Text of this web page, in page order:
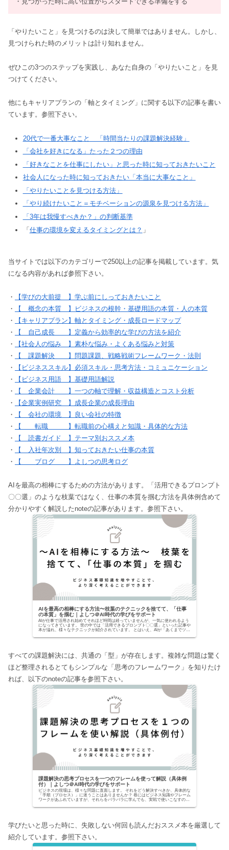
「やりたいこと」を見つけるのは決して簡単ではありません。しかし、
見つけられた時のメリットは計り知れません。
ぜひこの3つのステップを実践し、あなた自身の「やりたいこと」を見
つけてください。
他にもキャリアプランの「軸とタイミング」に関する以下の記事を書い
ています。参照下さい。
20代で一番大事なこと 「時間当たりの課題解決経験」
「会社を好きになる」たった２つの理由
「好きなことを仕事にしたい」と思った時に知っておきたいこと
社会人になった時に知っておきたい「本当に大事なこと」
「やりたいことを見つける方法」
「やり続けたいこと＝モチベーションの源泉を見つける方法」
「3年は我慢すべきか？」の判断基準
「仕事の環境を変えるタイミングとは？ 」
当サイトでは以下のカテゴリーで250以上の記事を掲載しています。気
になる内容があれば参照下さい。
・
【学びの大前提 】学ぶ前にしっておきたいこと
・
【 概念の本質 】ビジネスの根幹・基礎用語の本質・人の本質
・
【キャリアプラン】軸とタイミング・成長ロードマップ
・
【 自己成長 】定義から効率的な学びの方法を紹介
・
【社会人の悩み 】素朴な悩み・よくある悩みと対策
・
【 課題解決 】問題課題、戦略戦術フレームワーク・法則
・
【ビジネススキル】必須スキル・思考方法・コミュニケーション
・
【ビジネス用語 】基礎用語解説
・
【 企業会計 】一つの軸で理解・収益構造とコスト分析
・
【企業実例研究 】成長企業の成長理由
・
【 会社の環境 】良い会社の特徴
・
【 転職 】転職前の心構えと知識・具体的な方法
・
【 読書ガイド 】テーマ別おススメ本
・
【 入社年次別 】知っておきたい仕事の本質
・
【 ブログ 】よしつの思考ログ
AIを最高の相棒にするための方法があります。「活用できるプロンプト
〇〇選」のような枝葉ではなく、仕事の本質を掴む方法を具体例含めて
分かりやすく解説したnoteの記事があります。参照下さい。
AIを最高の相棒にする方法〜枝葉のテクニックを捨てて、「仕事
の本質」を掴む｜よしつ＠AI時代の学びをサポート
AIが仕事で活用され始めてそれほど時間は経っていませんが、一気に使われるよう
になってきています。 世の中では「活用できるプロンプト〇〇選」といった記事や
本が溢れ、様々なテクニックが紹介されています。 とはいえ、AIが「あくまでツー
すべての課題解決には、共通の「型」が存在します。複雑な問題は驚く
ほど整理されるとてもシンプルな「思考のフレームワーク」を知りたけ
れば、以下のnoteの記事を参照下さい。
課題解決の思考プロセスを一つのフレームを使って解説（具体例
付）｜よしつ＠AI時代の学びをサポート
ビジネスの現場は、様々な問題に直面します。 それをどう解決すべきか、具体的な
「手順（プロセス）」に迷うことはありませんか？ 巷にはビジネス知識やフレーム
ワークがあふれていますが、それらをバラバラに学んでも、実戦で使いこなすのは
学びたいと思った時に、失敗しない何回も読んだおススメ本を厳選して
紹介しています。参照下さい。